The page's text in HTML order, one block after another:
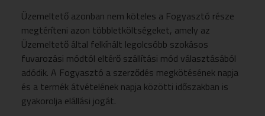
Üzemeltető azonban nem köteles a Fogyasztó része
megtéríteni azon többletköltségeket, amely az
Üzemeltető által felkínált legolcsóbb szokásos
fuvarozási módtól eltérő szállítási mód választásából
adódik. A Fogyasztó a szerződés megkötésének napja
és a termék átvételének napja közötti időszakban is
gyakorolja elállási jogát.